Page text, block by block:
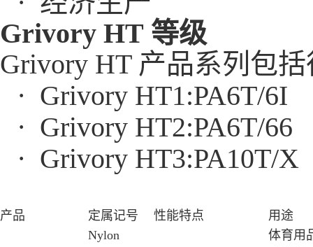
Grivory HT 等级
Grivory HT 产品系列包
· Grivory HT1:PA6T/6I
· Grivory HT2:PA6T/66
· Grivory HT3:PA10T/X
产品 定属记号 性能特点 用途
Nylon
体育用